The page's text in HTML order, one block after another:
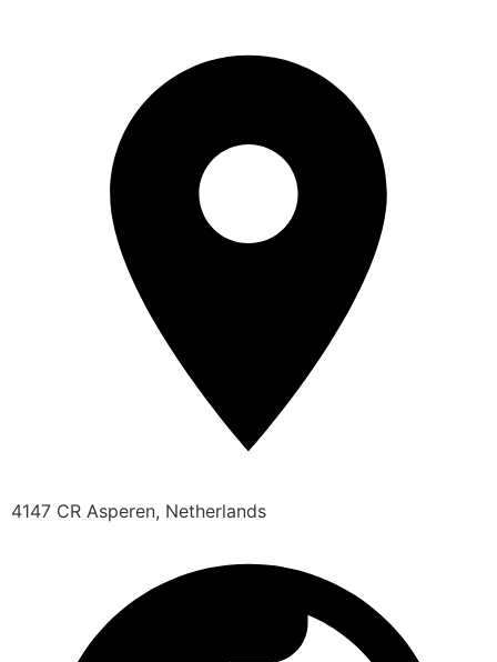
4147 CR Asperen, Netherlands